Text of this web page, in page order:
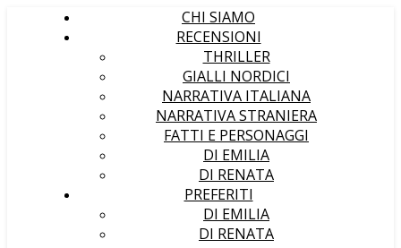
CHI SIAMO
RECENSIONI
THRILLER
GIALLI NORDICI
NARRATIVA ITALIANA
NARRATIVA STRANIERA
FATTI E PERSONAGGI
DI EMILIA
DI RENATA
PREFERITI
DI EMILIA
DI RENATA